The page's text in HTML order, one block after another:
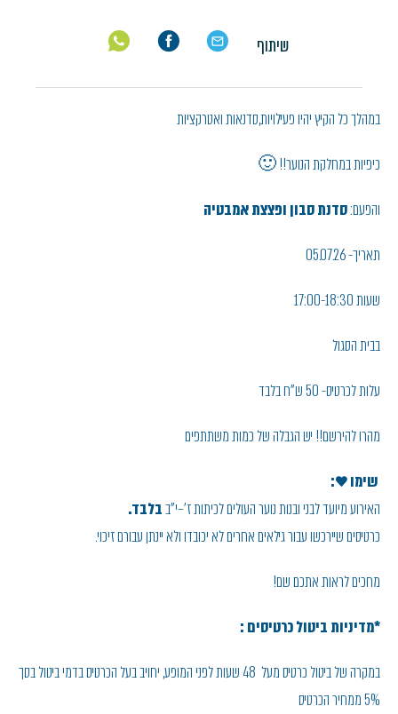
שיתוף
במהלך כל הקיץ יהיו פעילויות,סדנאות ואטרקציות
כיפיות במחלקת הנוער!! 🙂
והפעם:סדנת סבון ופצצת אמבטיה
תאריך- 05.07.26
שעות 17:00-18:30
בבית הסגול
עלות לכרטיס- 50 ש"ח בלבד
מהרו להירשם!! יש הגבלה של כמות משתתפים
שימו ♥:
האירוע מיועד לבני ובנות נוער העולים לכיתות ז'–י"בבלבד.
כרטיסים שיירכשו עבור גילאים אחרים לא יכובדו ולא יינתן עבורם זיכוי.
מחכים לראות אתכם שם!
*מדיניות ביטול כרטיסים :
במקרה של ביטול כרטיס מעל 48 שעות לפני המופע, יחויב בעל הכרטיס בדמי ביטול בסך
5% ממחיר הכרטיס